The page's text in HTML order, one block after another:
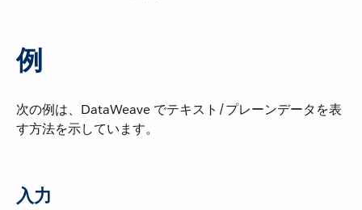
例
次の例は、DataWeave でテキスト/プレーンデータを表
す方法を示しています。
入力